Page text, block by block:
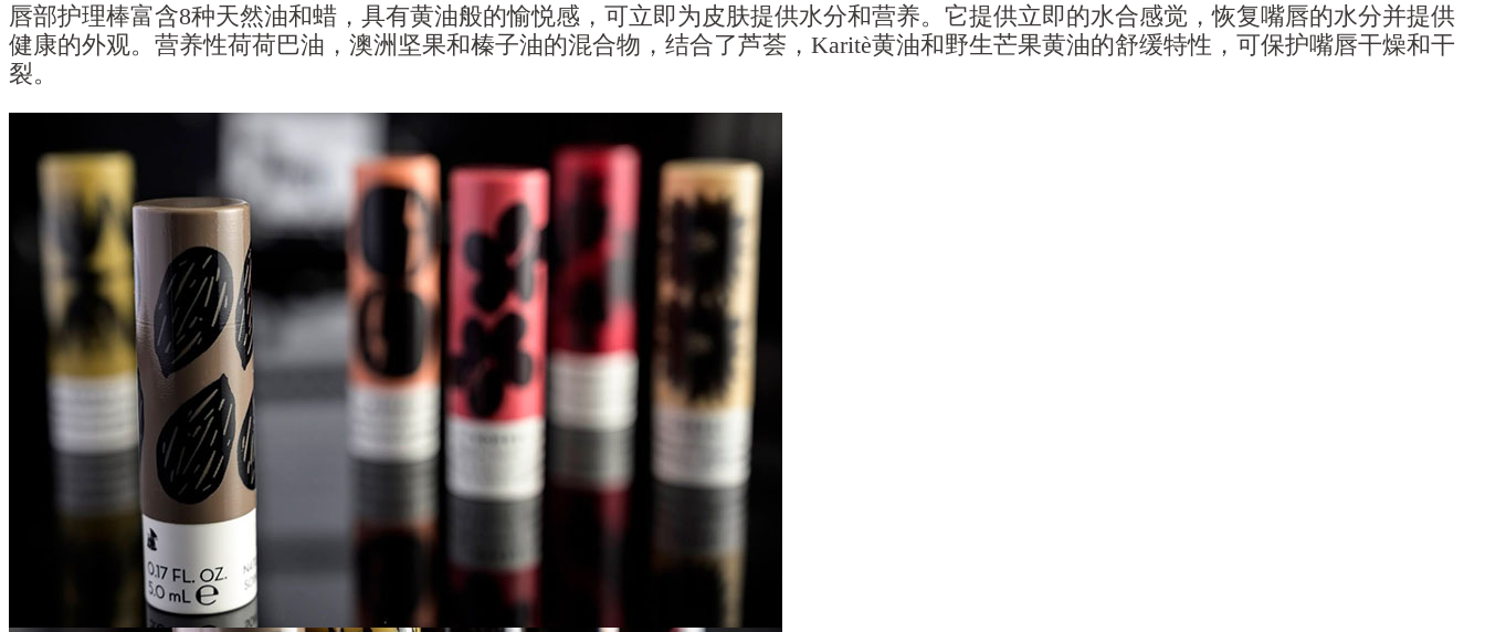
唇部护理棒富含8种天然油和蜡，具有黄油般的愉悦感，可立即为皮肤提供水分和营养。它提供立即的水合感觉，恢复嘴唇的水分并提供
健康的外观。营养性荷荷巴油，澳洲坚果和榛子油的混合物，结合了芦荟，Karitè黄油和野生芒果黄油的舒缓特性，可保护嘴唇干燥和干
裂。